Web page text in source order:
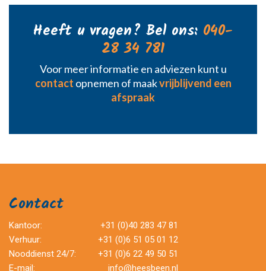
Heeft u vragen? Bel ons: 040-
28 34 781
Voor meer informatie en adviezen kunt u
contact opnemen of maakvrijblijvend een
afspraak
Contact
Kantoor:
+31 (0)40 283 47 81
Verhuur:
+31 (0)6 51 05 01 12
Nooddienst 24/7:
+31 (0)6 22 49 50 51
E-mail:
info@heesbeen.nl